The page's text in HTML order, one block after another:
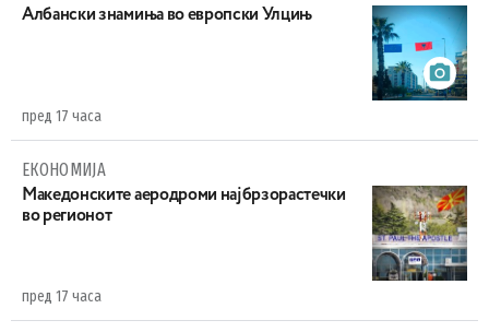
Aлбански знамиња во европски Улцињ
пред 17 часа
ЕКОНОМИЈА
Maкедонските аеродроми најбрзорастечки
во регионот
пред 17 часа